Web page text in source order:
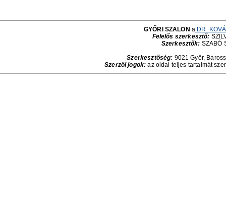
GYŐRI SZALON a DR.
Felelős szerkesztő:
Szerkesztők: SZABÓ
Szerkesztőség: 9021 Győr,
Szerzői jogok: az oldal teljes tartalmát